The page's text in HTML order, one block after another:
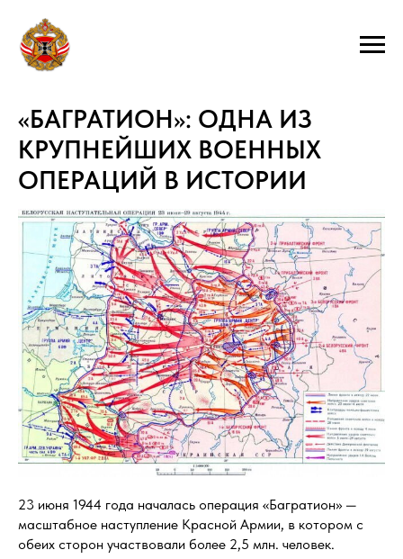
«БАГРАТИОН»: ОДНА ИЗ
КРУПНЕЙШИХ ВОЕННЫХ
ОПЕРАЦИЙ В ИСТОРИИ
23 июня 1944 года началась операция «Багратион» —
масштабное наступление Красной Армии, в котором с
обеих сторон участвовали более 2,5 млн. человек.